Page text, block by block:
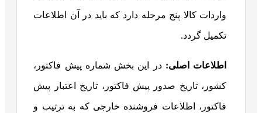
واردات کالا پنج مرحله دارد که باید در آن اطلاعات
تکمیل گردد.
اطلاعات اصلی: در این بخش شماره پیش فاکتور،
کشور، تاریخ صدور پیش فاکتور، تاریخ اعتبار پیش
فاکتور، اطلاعات فروشنده خارجی که به ترتیب و